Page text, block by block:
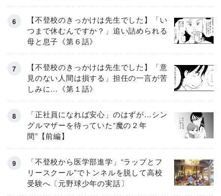
【不登校のきっかけは先生でした】「い
つまで休むんですか？」追い詰められる
母と息子《第６話》
【不登校のきっかけは先生でした】「意
見のない人間は損する」担任の一言が苦
しみに…《第１話》
「正社員になれば安心」のはずが…シン
グルマザーを待っていた“魔の２年
間”【前編】
「不登校から医学部進学」“ラップとフ
リースクール”でトンネルを脱して高校
受験へ〔元野球少年の実話〕